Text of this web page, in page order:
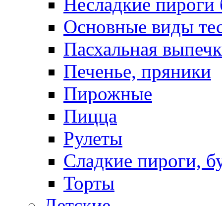
Несладкие пироги
Основные виды
Пасхальная
Печенье, пряники
Пирожные
Пицца
Рулеты
Сладкие пироги,
Торты